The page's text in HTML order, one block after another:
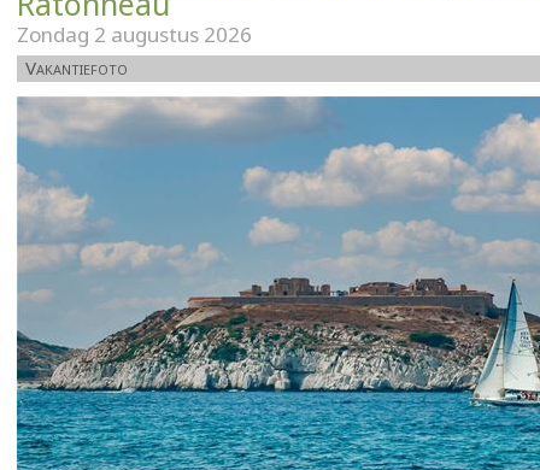
Zondag 2 augustus 2026
Vakantiefoto